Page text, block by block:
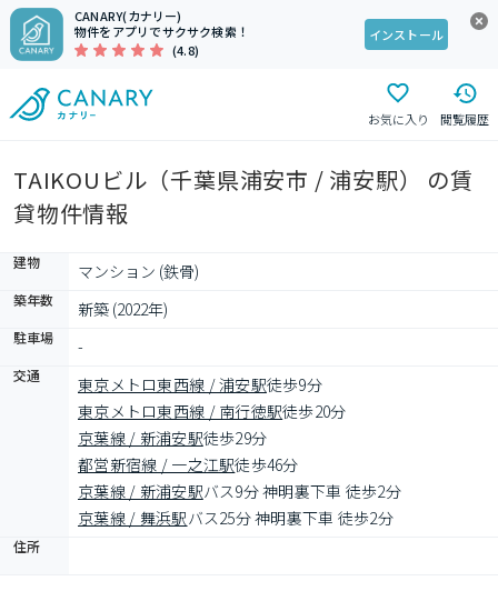
CANARY(カナリー)
物件をアプリでサクサク検索！
(4.8)
インストール
お気に入り 閲覧履歴
TAIKOUビル（千葉県浦安市 / 浦安駅） の賃
貸物件情報
建物 マンション (鉄骨)
築年数 新築 (2022年)
駐車場 -
交通 東京メトロ東西線 / 浦安駅徒歩9分
東京メトロ東西線 / 南行徳駅徒歩20分
京葉線 / 新浦安駅徒歩29分
都営新宿線 / 一之江駅徒歩46分
京葉線 / 新浦安駅バス9分 神明裏下車 徒歩2分
京葉線 / 舞浜駅バス25分 神明裏下車 徒歩2分
住所